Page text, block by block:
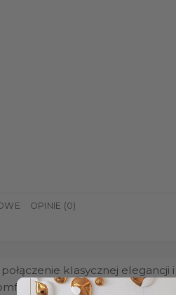
OPINIE (0)
klasycznej
i pozwala na pełen